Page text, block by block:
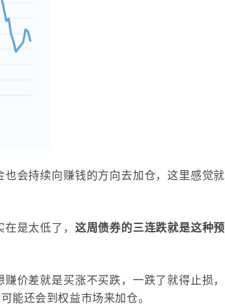
会持续向赚钱的方向去加仓，这里感觉就
是太低了， 这周债券的三连跌就是这种预
价差就是买涨不买跌，一跌了就得止损，
能还会到权益市场来加仓。